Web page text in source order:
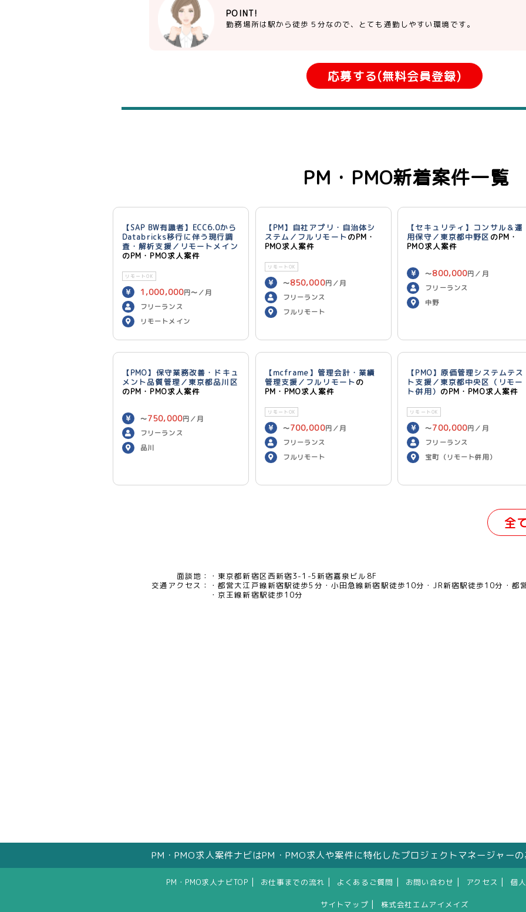
POINT!
勤務場所は駅から徒歩５分なので、とても通勤しやすい環境です。
応募する(無料会員登録)
PM・PMO新着案件一覧
【SAP BW有識者】ECC6.0から
Databricks移行に伴う現行調
査・解析支援／リモートメイン
のPM・PMO求人案件
リモートOK
1,000,000円〜／月
フリーランス
リモートメイン
【PM】自社アプリ・自治体シ
ステム／フルリモートのPM・
PMO求人案件
リモートOK
〜850,000円／月
フリーランス
フルリモート
【セキュリティ】コンサル＆運
用保守／東京都中野区 のPM・
PMO求人案件
〜800,000円／月
フリーランス
中野
【PMO】保守業務改善・ドキュ
メント品質管理／東京都品川区
のPM・PMO求人案件
〜750,000円／月
フリーランス
品川
【mcframe】管理会計・業績
管理支援／フルリモートの
PM・PMO求人案件
リモートOK
〜700,000円／月
フリーランス
フルリモート
【PMO】原価管理システムテス
ト支援／東京都中央区（リモー
ト併用） のPM・PMO求人案件
リモートOK
〜700,000円／月
フリーランス
宝町（リモート併用）
全
面談地：
東京都新宿区西新宿3-1-5新宿嘉泉ビル8F
交通アクセス：
都営大江戸線新宿駅徒歩5分 小田急線新宿駅徒歩10分 JR新宿駅徒歩10分
都
京王線新宿駅徒歩10分
PM・PMO求人案件ナビはPM・PMO求人や案件に特化したプロジェクトマネージャー
PM・PMO求人ナビTOP お仕事までの流れ よくあるご質問 お問い合わせ アクセス 個
サイトマップ 株式会社エムアイメイズ